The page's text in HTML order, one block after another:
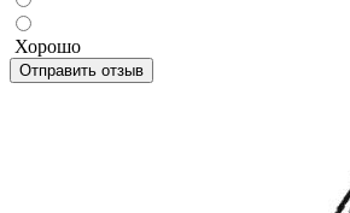
Хорошо
Отправить отзыв